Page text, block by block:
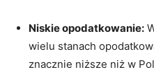
Niskie opodatkowanie:
wielu stanach
znacznie niższe niż w